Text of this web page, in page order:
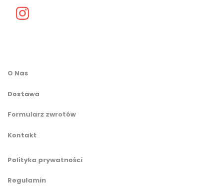
O Nas
Dostawa
Formularz zwrotów
Kontakt
Polityka prywatności
Regulamin